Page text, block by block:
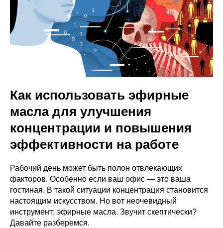
Как использовать эфирные
масла для улучшения
концентрации и повышения
эффективности на работе
Рабочий день может быть полон отвлекающих
факторов. Особенно если ваш офис — это ваша
гостиная. В такой ситуации концентрация становится
настоящим искусством. Но вот неочевидный
инструмент: эфирные масла. Звучит скептически?
Давайте разберемся.